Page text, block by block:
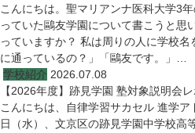
こんにちは。聖マリアンナ医科大学3
っていた鷗友学園について書こうと思
っていますか？ 私は周りの人に学校
に通っているの？」「鷗友です。」…
学校紹介 2026.07.08
【2026年度】跡見学園 塾対象説明会レ
こんにちは、自律学習サカセル 進学
日（水）、文京区の跡見学園中学校高